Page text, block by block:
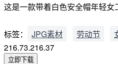
这是一款带着白色安全帽年轻女
标签： JPG素材 劳动节
216.73.216.37
立即下载